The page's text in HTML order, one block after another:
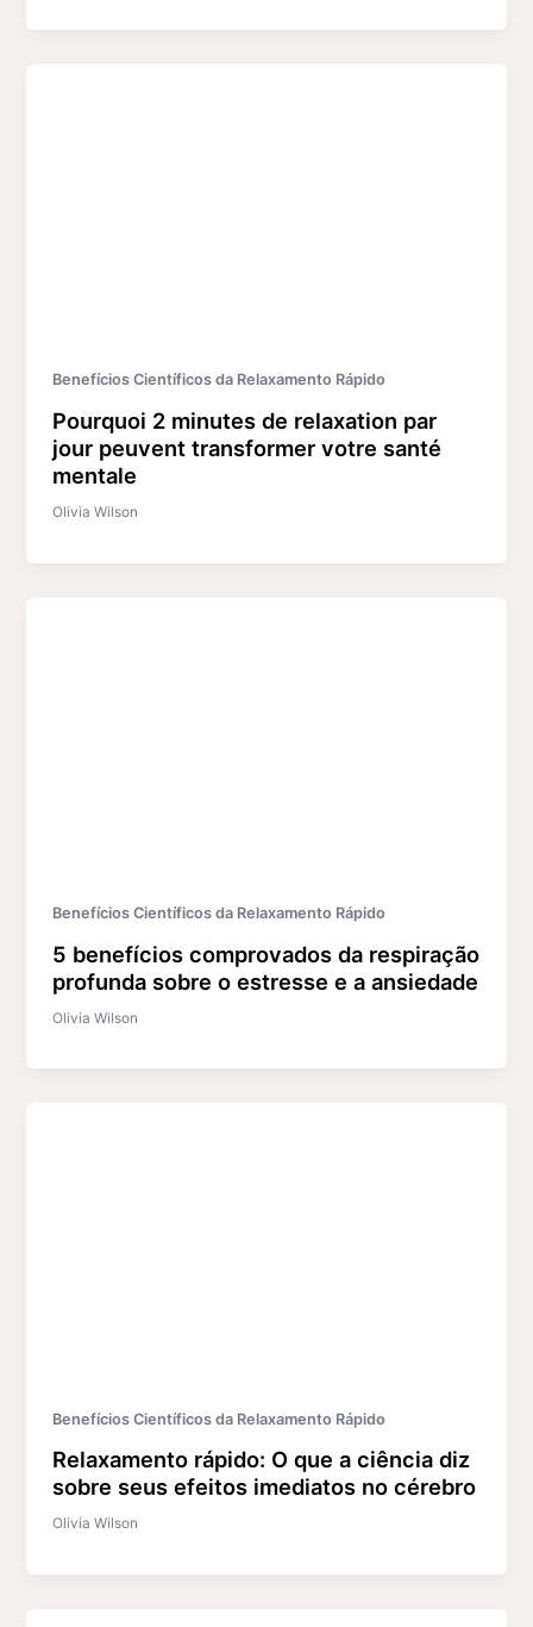
Benefícios Científicos da Relaxamento Rápido
Pourquoi 2 minutes de relaxation par
jour peuvent transformer votre santé
mentale
Olivia Wilson
Benefícios Científicos da Relaxamento Rápido
5 benefícios comprovados da respiração
profunda sobre o estresse e a ansiedade
Olivia Wilson
Benefícios Científicos da Relaxamento Rápido
Relaxamento rápido: O que a ciência diz
sobre seus efeitos imediatos no cérebro
Olivia Wilson